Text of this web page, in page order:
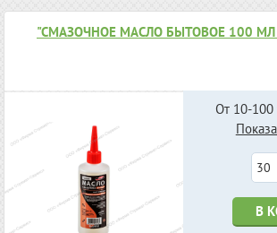
"СМАЗОЧНОЕ МАСЛО БЫТОВОЕ 100
От 10-100
В